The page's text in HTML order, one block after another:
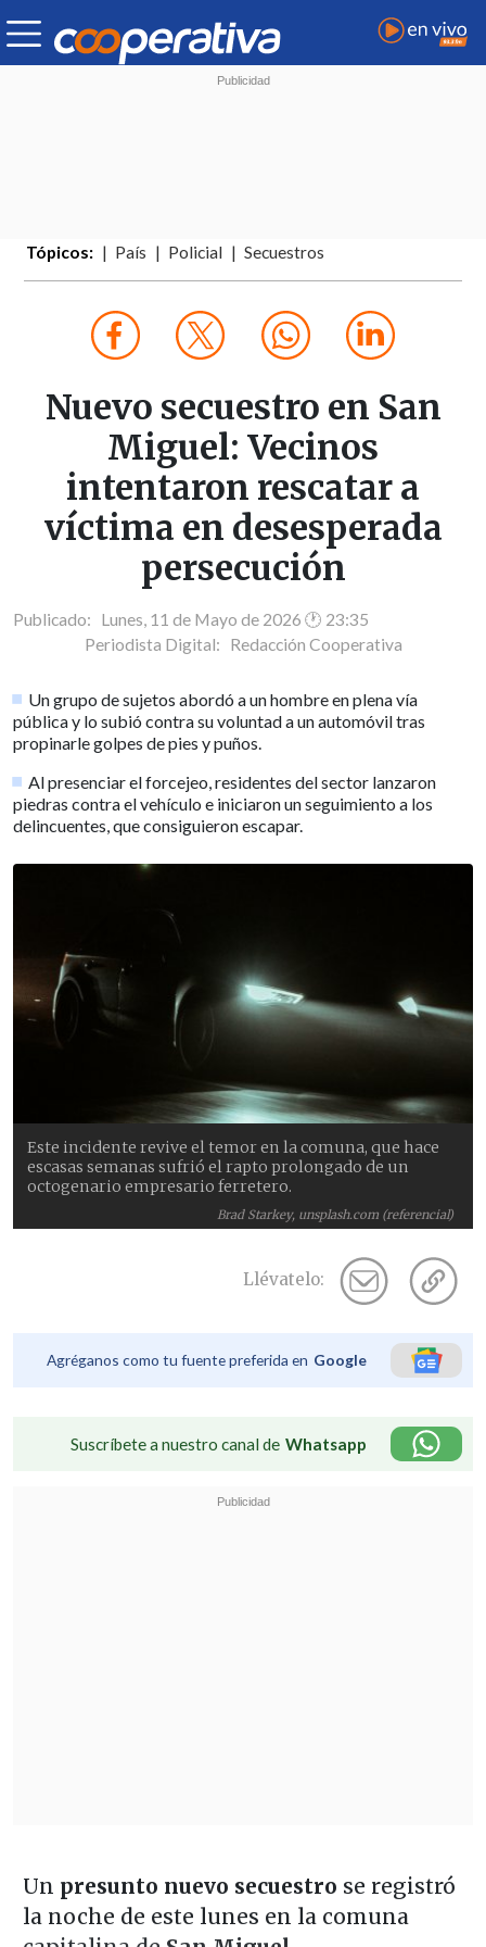
Tópicos: País Policial Secuestros
Nuevo secuestro en San
Miguel: Vecinos
intentaron rescatar a
víctima en desesperada
persecución
Publicado: Lunes, 11 de Mayo de 2026 🕐 23:35
Periodista Digital: Redacción Cooperativa
Un grupo de sujetos abordó a un hombre en plena vía
pública y lo subió contra su voluntad a un automóvil tras
propinarle golpes de pies y puños.
Al presenciar el forcejeo, residentes del sector lanzaron
piedras contra el vehículo e iniciaron un seguimiento a los
delincuentes, que consiguieron escapar.
Brad Starkey, unsplash.com (referencial)
Este incidente revive el temor en la comuna, que hace
escasas semanas sufrió el rapto prolongado de un
octogenario empresario ferretero.
Llévatelo:
Agréganos como tu fuente preferida en Google
Suscríbete a nuestro canal de Whatsapp
Un presunto nuevo secuestro se registró
la noche de este lunes en la comuna